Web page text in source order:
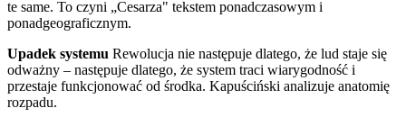
te same. To czyni „Cesarza" tekstem ponadczasowym i
ponadgeograficznym.
Upadek systemu Rewolucja nie następuje dlatego, że lud staje się
odważny – następuje dlatego, że system traci wiarygodność i
przestaje funkcjonować od środka. Kapuściński analizuje anatomię
rozpadu.